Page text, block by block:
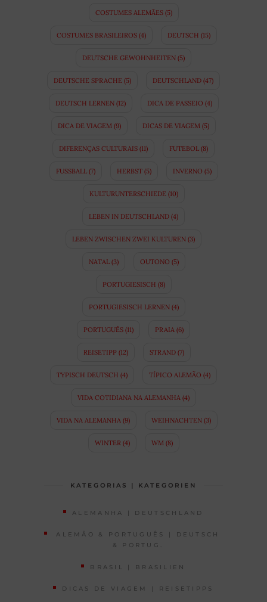
COSTUMES ALEMÃES(5)
COSTUMES BRASILEIROS (4) DEUTSCH (15)
DEUTSCHE GEWOHNHEITEN (5)
DEUTSCHE SPRACHE (5) DEUTSCHLAND (47)
DEUTSCH LERNEN(12) DICA DE PASSEIO (4)
DICA DE VIAGEM (9) DICAS DE VIAGEM (5)
DIFERENÇAS CULTURAIS (11) FUTEBOL (8)
FUSSBALL (7) HERBST(5) INVERNO (5)
KULTURUNTERSCHIEDE(10)
LEBEN IN DEUTSCHLAND (4)
LEBEN ZWISCHEN ZWEI KULTUREN (3)
NATAL(3) OUTONO (5)
PORTUGIESISCH (8)
PORTUGIESISCH LERNEN(4)
PORTUGUÊS (11) PRAIA (6)
REISETIPP(12) STRAND(7)
TYPISCH DEUTSCH (4) TÍPICO ALEMÃO (4)
VIDA COTIDIANA NA ALEMANHA (4)
VIDA NA ALEMANHA (9) WEIHNACHTEN(3)
WINTER (4) WM (8)
KATEGORIAS | KATEGORIEN
ALEMANHA | DEUTSCHLAND
ALEMÃO & PORTUGUÊS | DEUTSCH
& PORTUG.
BRASIL | BRASILIEN
DICAS DE VIAGEM | REISETIPPS